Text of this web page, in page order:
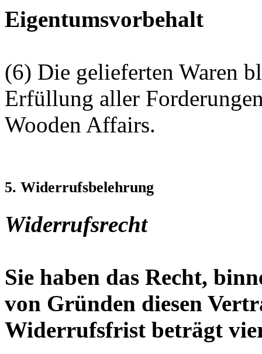
Eigentumsvorbehalt
(6) Die gelieferten Waren
Erfüllung aller
Wooden Affairs.
5. Widerrufsbelehrung
Widerrufsrecht
Sie haben das Recht,
von Gründen diesen
Widerrufsfrist beträgt